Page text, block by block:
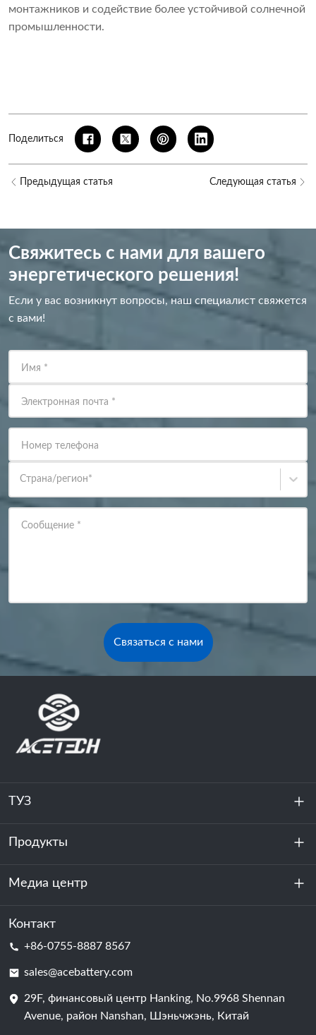
монтажников и содействие более устойчивой солнечной
промышленности.
Поделиться
Предыдущая статья Следующая статья
Свяжитесь с нами для вашего
энергетического решения!
Если у вас возникнут вопросы, наш специалист свяжется
с вами!
Имя *
Электронная почта *
Номер телефона
Страна/регион*
Сообщение *
Связаться с нами
ТУЗ
О нас
устойчивость
Продукты
Хранение энергии
Центр обработки данных и серверная комната
Батарейная ячейка
Медиа центр
Новости
Контакт
+86-0755-8887 8567
sales@acebattery.com
29F, финансовый центр Hanking, No.9968 Shennan
Avenue, район Nanshan, Шэньчжэнь, Китай